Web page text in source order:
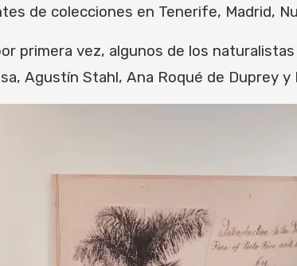
de colecciones en Tenerife, Madrid,
primera vez, algunos de los
Agustín Stahl, Ana Roqué de Duprey y